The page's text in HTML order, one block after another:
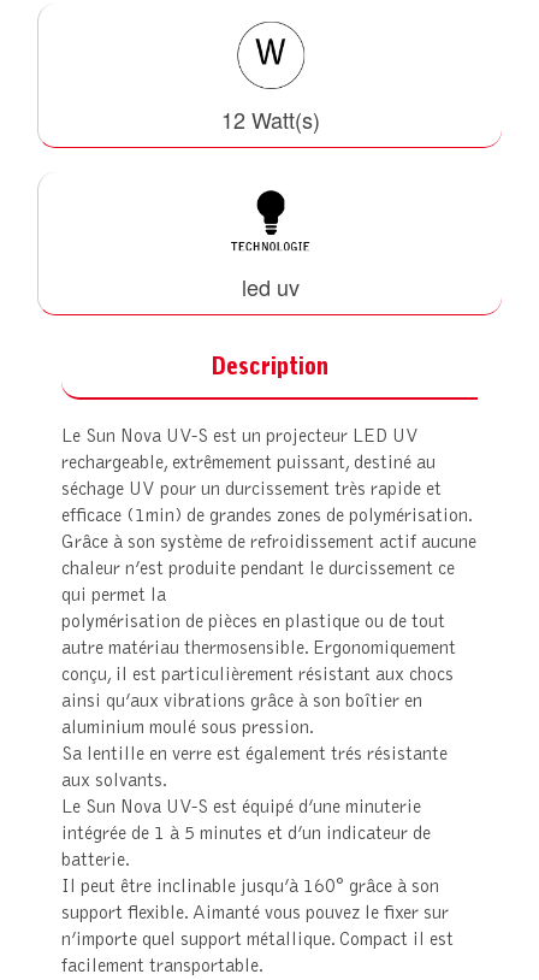
12 Watt(s)
led uv
Description
Le Sun Nova UV-S est un projecteur LED UV
rechargeable, extrêmement puissant, destiné au
séchage UV pour un durcissement très rapide et
efficace (1min) de grandes zones de polymérisation.
Grâce à son système de refroidissement actif aucune
chaleur n’est produite pendant le durcissement ce
qui permet la
polymérisation de pièces en plastique ou de tout
autre matériau thermosensible. Ergonomiquement
conçu, il est particulièrement résistant aux chocs
ainsi qu’aux vibrations grâce à son boîtier en
aluminium moulé sous pression.
Sa lentille en verre est également trés résistante
aux solvants.
Le Sun Nova UV-S est équipé d’une minuterie
intégrée de 1 à 5 minutes et d’un indicateur de
batterie.
Il peut être inclinable jusqu’à 160° grâce à son
support flexible. Aimanté vous pouvez le fixer sur
n’importe quel support métallique. Compact il est
facilement transportable.